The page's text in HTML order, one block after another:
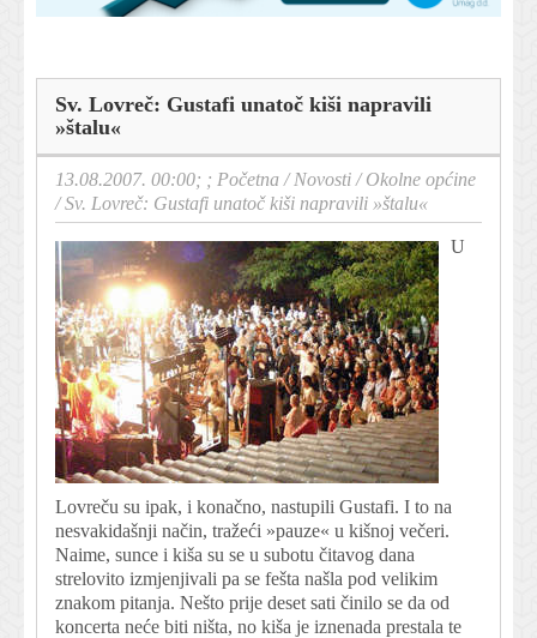
Sv. Lovreč: Gustafi unatoč kiši napravili
»štalu«
13.08.2007. 00:00; ; Početna /Novosti /Okolne općine
/Sv. Lovreč: Gustafi unatoč kiši napravili »štalu«
U
Lovreču su ipak, i konačno, nastupili Gustafi. I to na
nesvakidašnji način, tražeći »pauze« u kišnoj večeri.
Naime, sunce i kiša su se u subotu čitavog dana
strelovito izmjenjivali pa se fešta našla pod velikim
znakom pitanja. Nešto prije deset sati činilo se da od
koncerta neće biti ništa, no kiša je iznenada prestala te